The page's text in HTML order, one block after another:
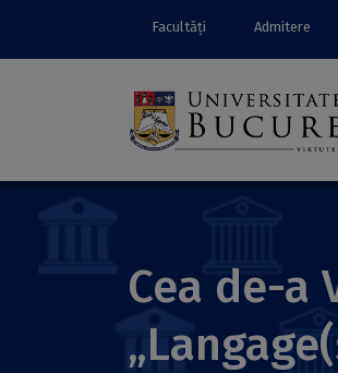
Facultăți Admitere
Cea de-